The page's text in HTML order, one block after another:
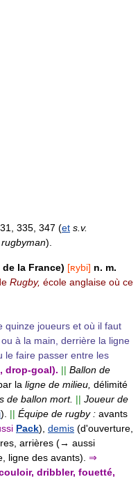
335, 347 (et s.v.
rugbyman).
la France) [ʀybi] n. m.
Rugby, école anglaise où ce
quinze joueurs et où il faut
à la main, derrière la ligne
le faire passer entre les
drop-goal). || Ballon de
la ligne de milieu, délimité
de ballon mort. || Joueur de
). || Équipe de rugby : avants
Pack), demis (d'ouverture,
arrières (→ aussi
ligne des avants). ⇒
dribbler, fouetté,